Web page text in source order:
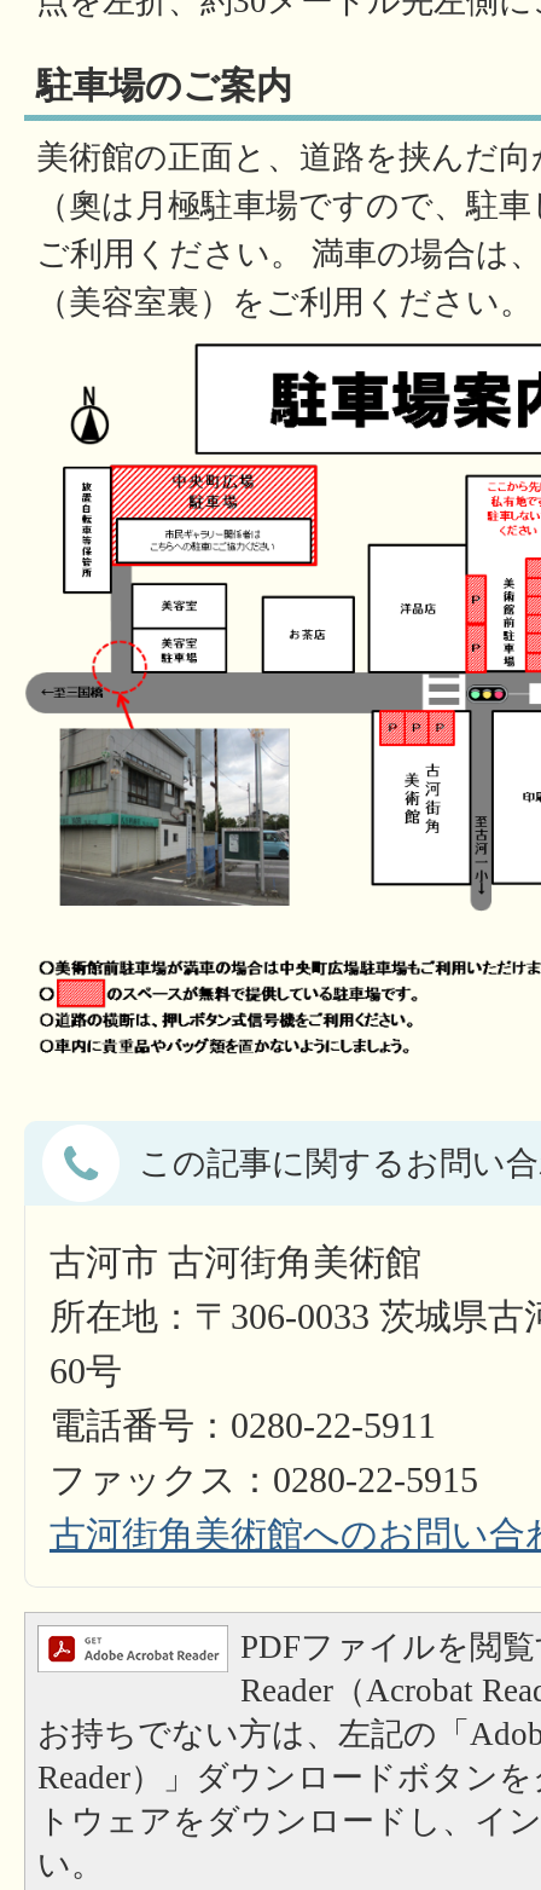
駐車場のご案内
美術館の正面と、道路を挟んだ
（奧は月極駐車場ですので、駐
ご利用ください。 満車の場合は
（美容室裏）をご利用ください。
この記事に関するお問い
古河市 古河街角美術館
所在地：〒306-0033 茨城県
60号
電話番号：0280-22-5911
ファックス：0280-22-5915
古河街角美術館へのお問い合
PDFファイルを閲
Reader（Acrobat
お持ちでない方は、左記の「
Reader）」ダウンロードボタン
トウェアをダウンロードし、イ
い。